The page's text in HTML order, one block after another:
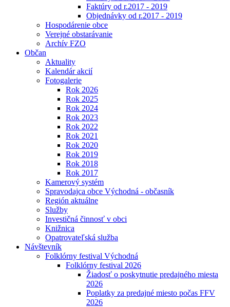
Faktúry od r.2017 - 2019
Objednávky od r.2017 - 2019
Hospodárenie obce
Verejné obstarávanie
Archív FZO
Občan
Aktuality
Kalendár akcií
Fotogalerie
Rok 2026
Rok 2025
Rok 2024
Rok 2023
Rok 2022
Rok 2021
Rok 2020
Rok 2019
Rok 2018
Rok 2017
Kamerový systém
Spravodajca obce Východná - občasník
Región aktuálne
Služby
Investičná činnosť v obci
Knižnica
Opatrovateľská služba
Návštevník
Folklórny festival Východná
Folklórny festival 2026
Žiadosť o poskytnutie predajného miesta
2026
Poplatky za predajné miesto počas FFV
2026